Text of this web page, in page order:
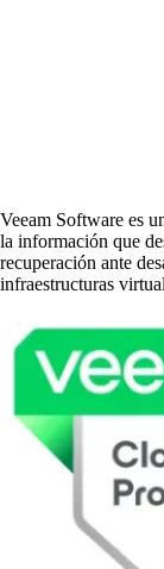
Veeam Software es
la información que
recuperación ante
infraestructuras